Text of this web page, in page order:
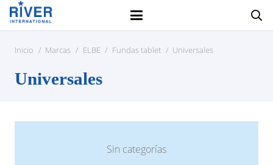
Inicio / Marcas / ELBE / Fundas tablet / Universales
Universales
Sin categorías